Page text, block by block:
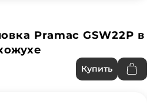
Pramac GSW22P в
Купить